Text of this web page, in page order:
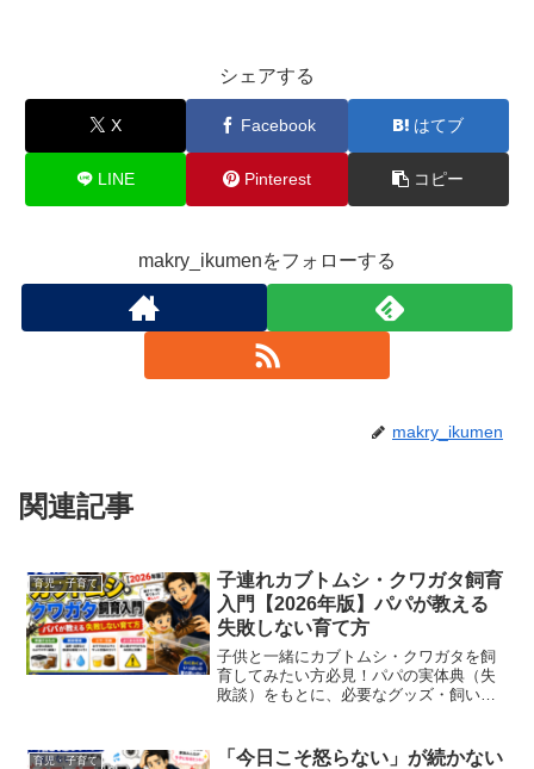
シェアする
X Facebook はてブ
LINE Pinterest コピー
makry_ikumenをフォローする
makry_ikumen
関連記事
育児・子育て
子連れカブトムシ・クワガタ飼育
入門【2026年版】パパが教える
失敗しない育て方
子供と一緒にカブトムシ・クワガタを飼
育してみたい方必見！パパの実体典（失
敗談）をもとに、必要なグッズ・飼い
育児・子育て
「今日こそ怒らない」が続かない